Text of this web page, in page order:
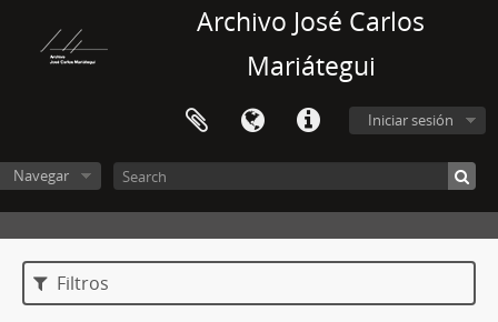
Archivo José Carlos
Mariátegui
Iniciar sesión
Navegar
Filtros